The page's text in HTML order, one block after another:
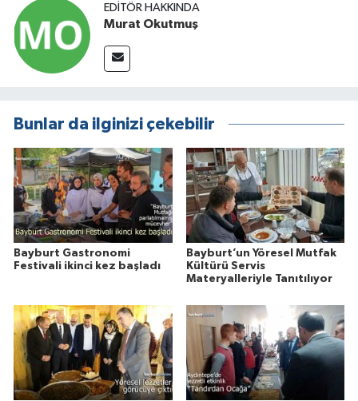
EDITÖR HAKKINDA
Murat Okutmuş
Bunlar da ilginizi çekebilir
Bayburt Gastronomi
Festivali ikinci kez başladı
Bayburt’un Yöresel Mutfak
Kültürü Servis
Materyalleriyle Tanıtılıyor